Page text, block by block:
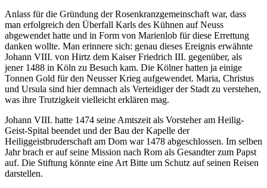
Anlass für die Gründung der Rosenkranzgemeinschaft war, dass
man erfolgreich den Überfall Karls des Kühnen auf Neuss
abgewendet hatte und in Form von Marienlob für diese Errettung
danken wollte. Man erinnere sich: genau dieses Ereignis erwähnte
Johann VIII. von Hirtz dem Kaiser Friedrich III. gegenüber, als
jener 1488 in Köln zu Besuch kam. Die Kölner hatten ja einige
Tonnen Gold für den Neusser Krieg aufgewendet. Maria, Christus
und Ursula sind hier demnach als Verteidiger der Stadt zu verstehen,
was ihre Trutzigkeit vielleicht erklären mag.
Johann VIII. hatte 1474 seine Amtszeit als Vorsteher am Heilig-
Geist-Spital beendet und der Bau der Kapelle der
Heiliggeistbruderschaft am Dom war 1478 abgeschlossen. Im selben
Jahr brach er auf seine Mission nach Rom als Gesandter zum Papst
auf. Die Stiftung könnte eine Art Bitte um Schutz auf seinen Reisen
darstellen.